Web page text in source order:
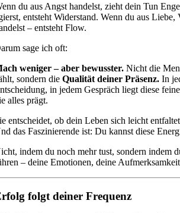
du aus Angst handelst, zieht dein Tun
entsteht Widerstand. Wenn du aus
– entsteht Flow.
sage ich oft:
weniger – aber bewusster.Nicht die
sondern dieQualität deiner Präsenz.In
in jedem Gespräch liegt diese
alles prägt.
entscheidet, ob dein Leben sich leicht
das Faszinierende ist: Du kannst diese
indem du noch mehr tust, sondern indem
– deine Emotionen, deine
folgt deiner Frequenz